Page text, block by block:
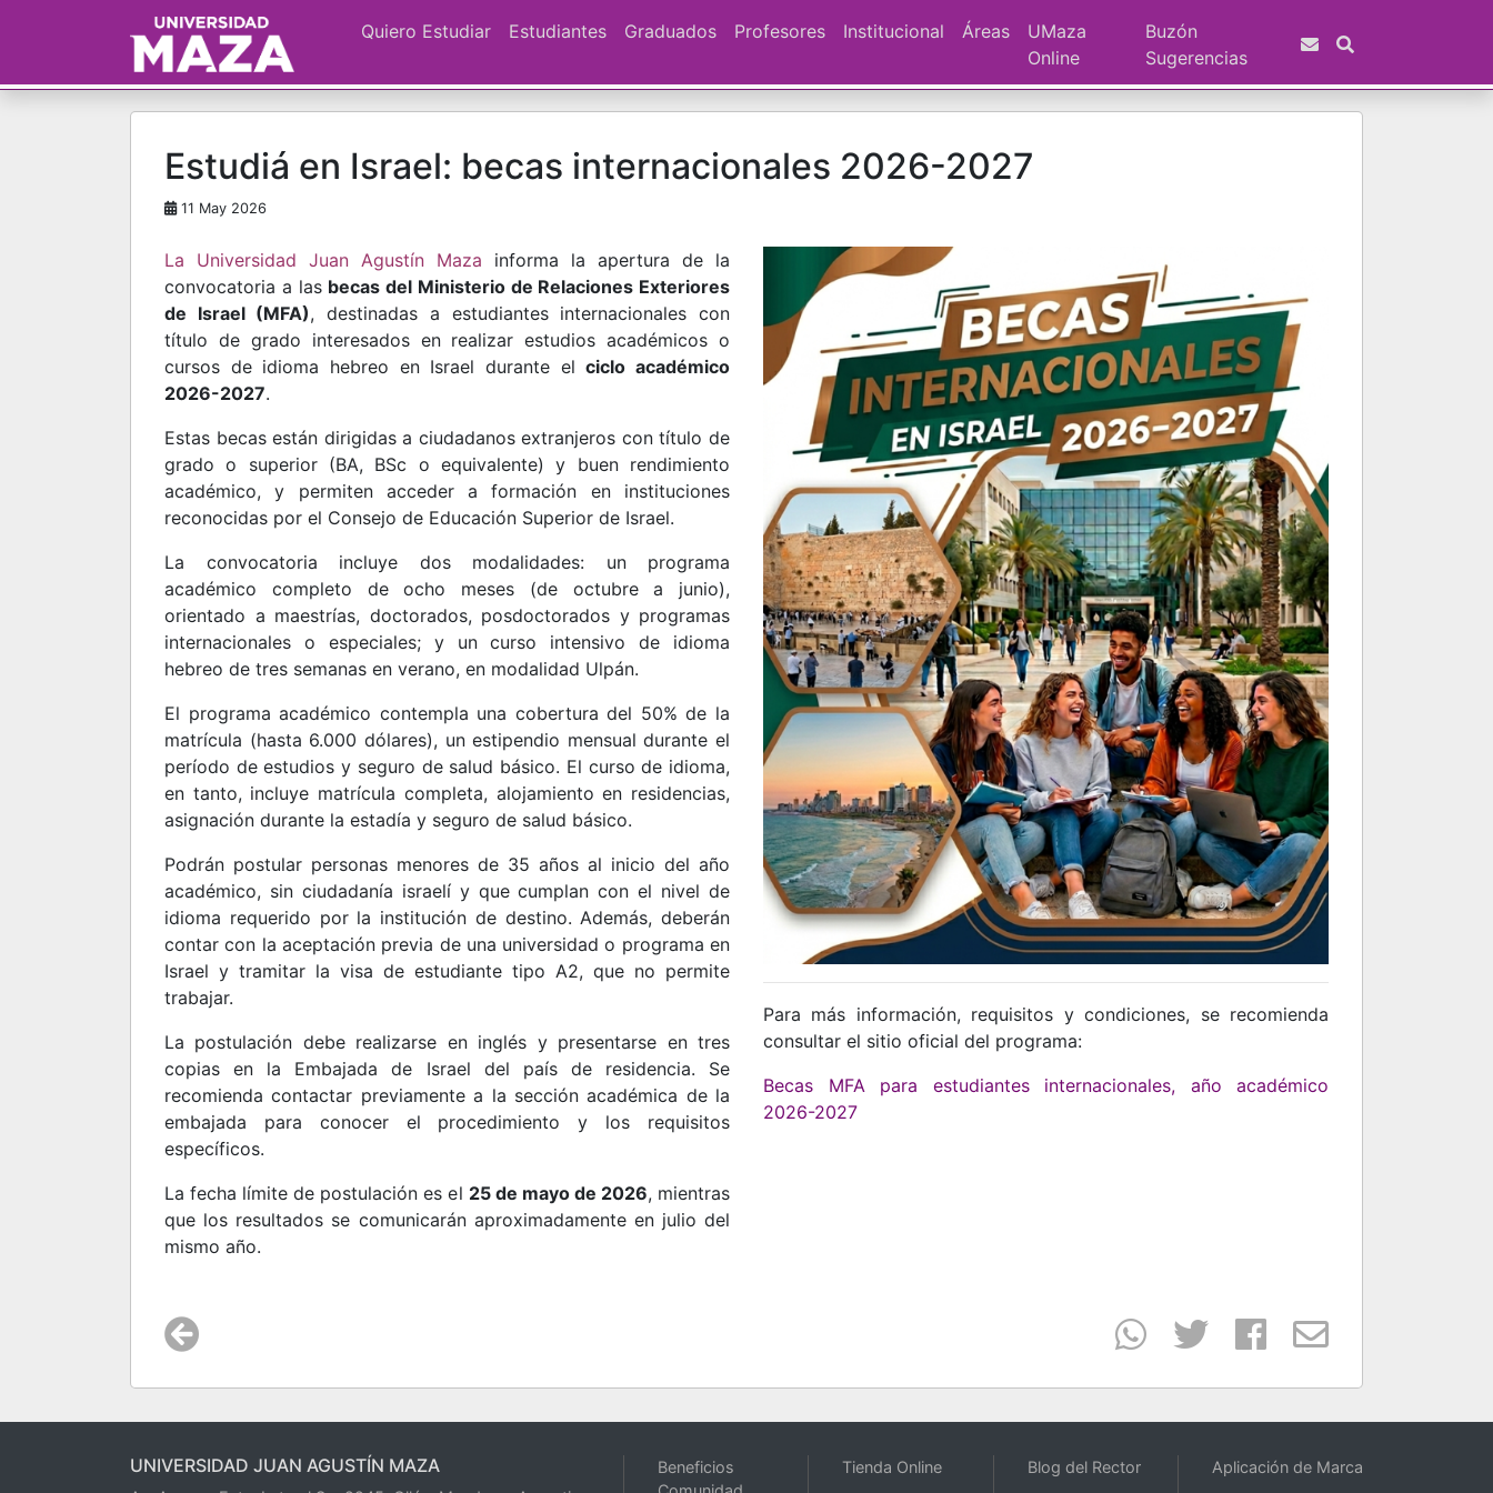
Quiero Estudiar Estudiantes Graduados Profesores Institucional Áreas
UMaza
Online
Buzón
Sugerencias
Estudiá en Israel: becas internacionales 2026-2027
11 May 2026
La Universidad Juan Agustín Maza informa la apertura de la
convocatoria a las becas del Ministerio de Relaciones Exteriores
de Israel (MFA), destinadas a estudiantes internacionales con
título de grado interesados en realizar estudios académicos o
cursos de idioma hebreo en Israel durante elciclo académico
2026-2027.
Estas becas están dirigidas a ciudadanos extranjeros con título de
grado o superior (BA, BSc o equivalente) y buen rendimiento
académico, y permiten acceder a formación en instituciones
reconocidas por el Consejo de Educación Superior de Israel.
La convocatoria incluye dos modalidades: un programa
académico completo de ocho meses (de octubre a junio),
orientado a maestrías, doctorados, posdoctorados y programas
internacionales o especiales; y un curso intensivo de idioma
hebreo de tres semanas en verano, en modalidad Ulpán.
El programa académico contempla una cobertura del 50% de la
matrícula (hasta 6.000 dólares), un estipendio mensual durante el
período de estudios y seguro de salud básico. El curso de idioma,
en tanto, incluye matrícula completa, alojamiento en residencias,
asignación durante la estadía y seguro de salud básico.
Podrán postular personas menores de 35 años al inicio del año
académico, sin ciudadanía israelí y que cumplan con el nivel de
idioma requerido por la institución de destino. Además, deberán
contar con la aceptación previa de una universidad o programa en
Israel y tramitar la visa de estudiante tipo A2, que no permite
trabajar.
La postulación debe realizarse en inglés y presentarse en tres
copias en la Embajada de Israel del país de residencia. Se
recomienda contactar previamente a la sección académica de la
embajada para conocer el procedimiento y los requisitos
específicos.
La fecha límite de postulación es el 25 de mayo de 2026, mientras
que los resultados se comunicarán aproximadamente en julio del
mismo año.
Para más información, requisitos y condiciones, se recomienda
consultar el sitio oficial del programa:
Becas MFA para estudiantes internacionales, año académico
2026-2027
UNIVERSIDAD JUAN AGUSTÍN MAZA
Beneficios
Tienda Online Blog del Rector Aplicación de Marca